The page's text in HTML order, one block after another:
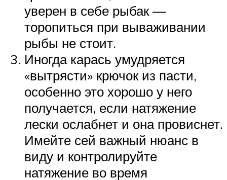
уверен в себе рыбак —
торопиться при вываживании
рыбы не стоит.
Иногда карась умудряется
«вытрясти» крючок из пасти,
особенно это хорошо у него
получается, если натяжение
лески ослабнет и она провиснет.
Имейте сей важный нюанс в
виду и контролируйте
натяжение во время